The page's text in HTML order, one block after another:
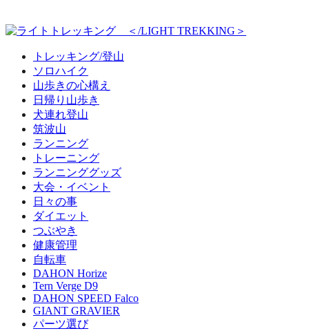
トレッキング/登山
ソロハイク
山歩きの心構え
日帰り山歩き
犬連れ登山
筑波山
ランニング
トレーニング
ランニンググッズ
大会・イベント
日々の事
ダイエット
つぶやき
健康管理
自転車
DAHON Horize
Tern Verge D9
DAHON SPEED Falco
GIANT GRAVIER
パーツ選び